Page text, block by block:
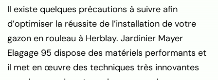
Il existe quelques précautions à suivre afin
d’optimiser la réussite de l’installation de votre
gazon en rouleau à Herblay. Jardinier Mayer
Elagage 95 dispose des matériels performants et
il met en œuvre des techniques très innovantes